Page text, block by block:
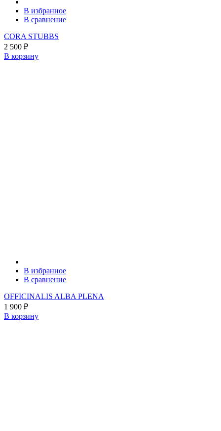
В избранное
В сравнение
CORA STUBBS
2 500 ₽
В корзину
В избранное
В сравнение
OFFICINALIS ALBA PLENA
1 900 ₽
В корзину